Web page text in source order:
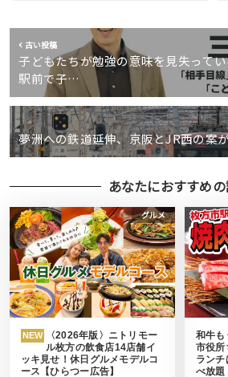
古い投稿
子どもたちが勉強の意味を見失って
駅前で子…
夢洲への鉄道延伸、京阪とJR西の案
あなたにおすすめ
グルメ
NEW
〈2026年版〉ニトリモー
ル枚方の飲食店14店舗イ
ッキ見せ！休日グルメモデルコ
ース【ひらつー広告】
和牛も
市役所
ランチ
べ放題